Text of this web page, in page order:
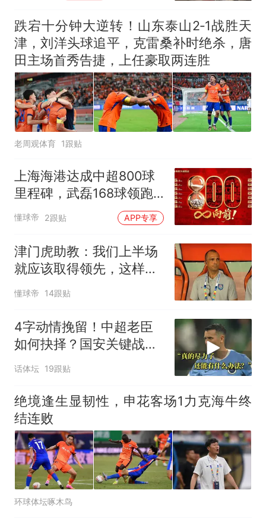
跌宕十分钟大逆转！山东泰山2‑1战胜天
津，刘洋头球追平，克雷桑补时绝杀，唐
田主场首秀告捷，上任豪取两连胜
老周观体育 1跟贴
上海海港达成中超800球
里程碑，武磊168球领跑
队史
懂球帝 2跟贴 APP专享
津门虎助教：我们上半场
就应该取得领先，这样的
结果非常遗憾
懂球帝 14跟贴
4字动情挽留！中超老臣
如何抉择？国安关键战：
37岁功臣再度封神
话体坛 19跟贴
绝境逢生显韧性，申花客场1力克海牛终
结连败
环球体坛啄木鸟